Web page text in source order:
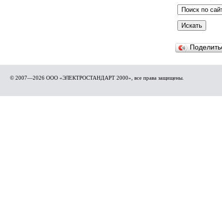
© 2007—2026 ООО «ЭЛЕКТРОСТАНДАРТ 2000», все права защищены.